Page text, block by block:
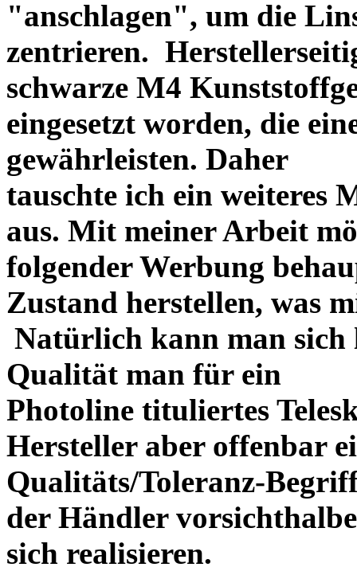
"anschlagen", um die
zentrieren.
schwarze M4
eingesetzt worden, die
gewährleisten. Daher
tauschte ich ein weiteres
aus. Mit meiner Arbeit
folgender Werbung
Zustand herstellen, was
Natürlich kann man sich
Qualität man für ein
Photoline tituliertes
Hersteller aber offenbar
Qualitäts/Toleranz-
der Händler
sich realisieren.